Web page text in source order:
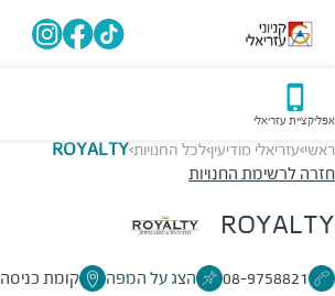
אפליקציית עזריאלי
ראשי>עזריאלי מודיעין>לכל החנויות>
ROYALTY
חזרה לרשימת החנויות
ROYALTY
08-9758821 הצג על המפה קומת כניסה